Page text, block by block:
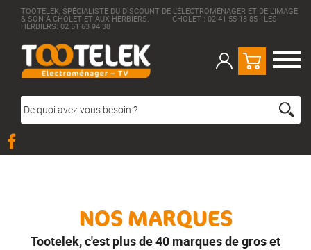
TOOTELEK, SPÉCIALISTE DU DISCOUNT DE L'ÉLECTROMÉNAGER ET DE L'IMAGE
& SON À CHOLET ET AUX HERBIERS. CHOLET : 02 41 55 18 85 - LES
HERBIERS: 02 51 63 94 38
NOS MARQUES
Tootelek, c'est plus de 40 marques de gros et